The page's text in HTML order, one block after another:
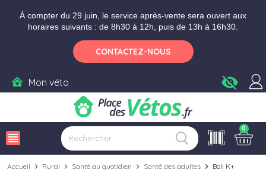
À compter du 29 juin, le service après-vente sera ouvert aux
horaires suivants : de 8h30 à 12h, puis de 13h à 16h30.
CONTACTEZ-NOUS
Mon véto visibility_off
view_headline
0
Accueil chevron_right Rural chevron_right Santé au quotidien chevron_right Santé des adultes chevron_right Boli K+